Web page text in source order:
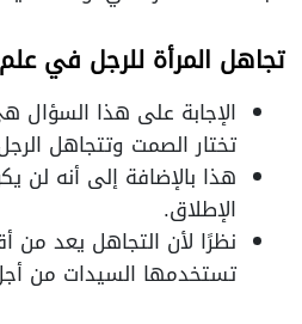
تجاهل المرأة للرجل في
الإجابة على هذا السؤال
تختار الصمت وتتجاهل
هذا بالإضافة إلى أنه لن
الإطلاق.
نظرًا لأن التجاهل يعد من
تستخدمها السيدات من